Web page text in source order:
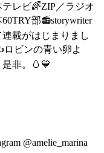
テレビ🌈ZIP／ラジオ
60TRY部📻storywriter
連載がはじまりまし
ビンの青い卵よ
是非。🥚💙
@amelie_marina